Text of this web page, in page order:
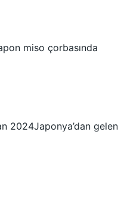
miso çorbasında
2024Japonya’dan gelen